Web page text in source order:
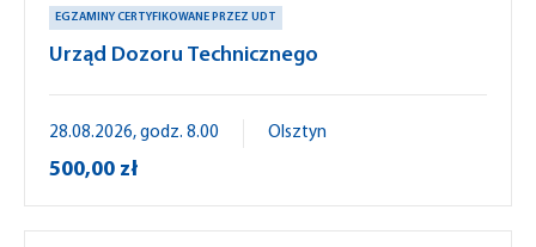
EGZAMINY CERTYFIKOWANE PRZEZ UDT
Urząd Dozoru Technicznego
28.08.2026, godz. 8.00 Olsztyn
500,00 zł